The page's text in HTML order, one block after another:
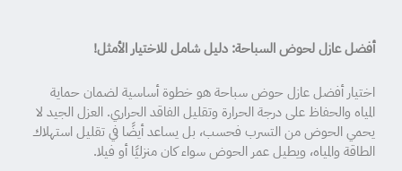
أفضل عازل لحوض السباحة: دليل شامل للاختيار الأمثل!
اختيار أفضل عازل حوض سباحة هو خطوة أساسية لضمان حماية
المياه والحفاظ على درجة الحرارة وتقليل الفاقد الحراري. العزل الجيد لا
يحمي الحوض من التسرب فحسب، بل يساعد أيضًا في تقليل استهلاك
الطاقة والمياه، ويطيل عمر الحوض سواء كان منزليًا أو فيلا.